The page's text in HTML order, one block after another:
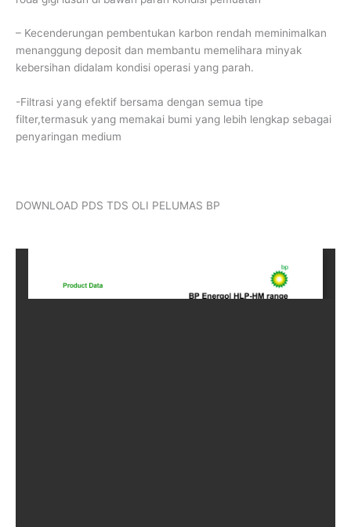
– Kecenderungan pembentukan karbon rendah meminimalkan
menanggung deposit dan membantu memelihara minyak
kebersihan didalam kondisi operasi yang parah.
-Filtrasi yang efektif bersama dengan semua tipe
filter,termasuk yang memakai bumi yang lebih lengkap sebagai
penyaringan medium
DOWNLOAD PDS TDS OLI PELUMAS BP